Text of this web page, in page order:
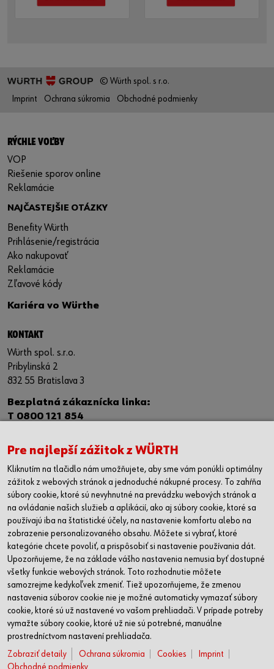
© Würth spol. s r.o.
Imprint
Ochrana súkromia Obchodné podmienky
RÝCHLE VOĽBY
VOP
Riešenie sporov online
Reklamácie
NAJČASTEJŠIE OTÁZKY
Benefity Würth
Prihlásenie/registrácia
Ako nakupovať
Reklamácie
Zľavové kódy
Kariéra vo Würthe
KONTAKT
Würth spol. s.r.o.
Pribylinská 2
832 55 Bratislava 3
Bezplatná zákaznícka linka:
T 0800 121 854
IČ DPH: SK 2020332534
Kontaktný formulár
PREDAJNE
Banská Bystrica
Bratislava
Košice
Nitra
Poprad
Prešov
Trnava
Žilina
SLEDUJTE NÁS
Facebook
Pre najlepší zážitok z WÜRTH
Kliknutím na tlačidlo nám umožňujete, aby sme vám ponúkli optimálny
zážitok z webových stránok a jednoduché nákupné procesy. To zahŕňa
súbory cookie, ktoré sú nevyhnutné na prevádzku webových stránok a
na ovládanie našich služieb a aplikácií, ako aj súbory cookie, ktoré sa
používajú iba na štatistické účely, na nastavenie komfortu alebo na
zobrazenie personalizovaného obsahu. Môžete si vybrať, ktoré
kategórie chcete povoliť, a prispôsobiť si nastavenie používania dát.
Upozorňujeme, že na základe vášho nastavenia nemusia byť dostupné
všetky funkcie webových stránok. Toto rozhodnutie môžete
samozrejme kedykoľvek zmeniť. Tiež upozorňujeme, že zmenou
nastavenia súborov cookie nie je možné automaticky vymazať súbory
cookie, ktoré sú už nastavené vo vašom prehliadači. V prípade potreby
vymažte súbory cookie, ktoré už nie sú potrebné, manuálne
prostredníctvom nastavení prehliadača.
Zobraziť detaily
Ochrana súkromia Cookies
Imprint
Obchodné podmienky